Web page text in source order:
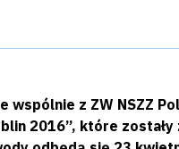
wspólnie z ZW NSZZ
2016”, które